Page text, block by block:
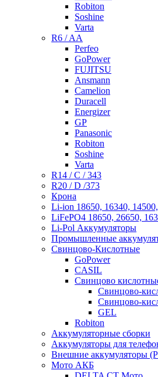
Robiton
Soshine
Varta
R6 / AA
Perfeo
GoPower
FUJITSU
Ansmann
Camelion
Duracell
Energizer
GP
Panasonic
Robiton
Soshine
Varta
R14 / C / 343
R20 / D /373
Крона
Li-ion 18650, 16340,
LiFePO4 18650, 26650,
Li-Pol Аккумуляторы
Промышленные
Свинцово-Кислотные
GoPower
CASIL
Свинцово
Cвинцово-
Cвинцово-
GEL
Robiton
Аккумуляторные сборки
Аккумуляторы для
Внешние аккумуляторы
Мото АКБ